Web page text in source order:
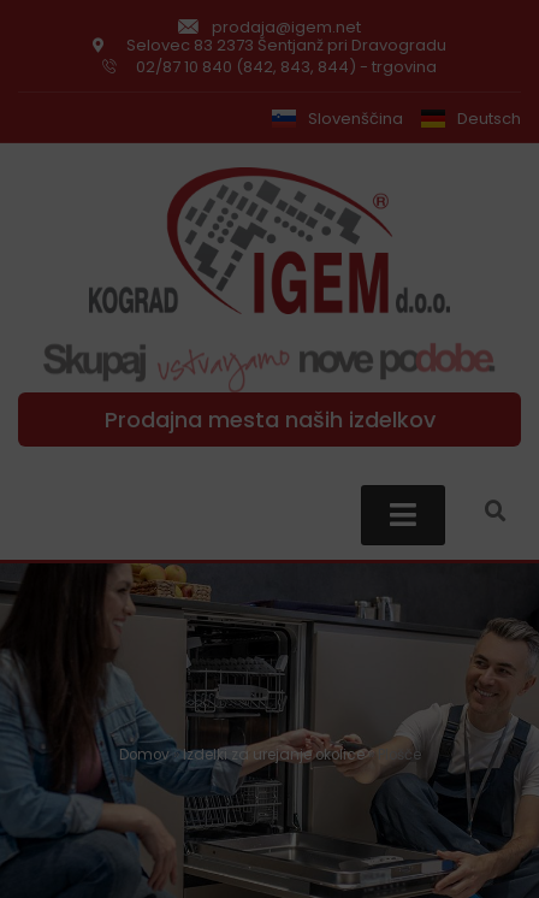
prodaja@igem.net
Selovec 83 2373 Šentjanž pri Dravogradu
02/87 10 840 (842, 843, 844) - trgovina
Slovenščina Deutsch
Prodajna mesta naših izdelkov
Domov»Izdelki za urejanje okolice» Plošče